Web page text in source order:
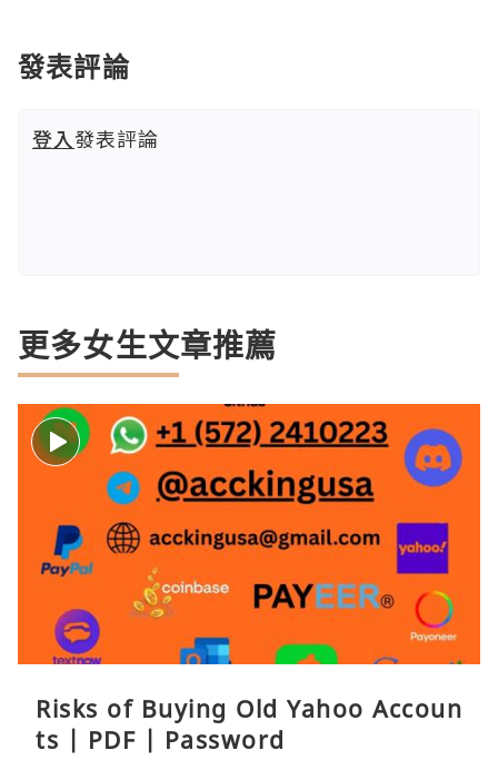
發表評論
登入發表評論
更多女生文章推薦
Risks of Buying Old Yahoo Accoun
ts | PDF | Password